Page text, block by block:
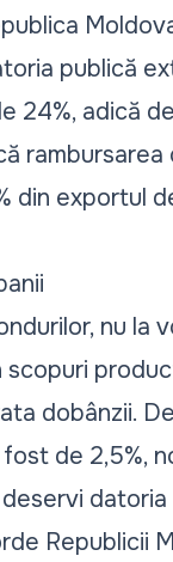
publică
24%, adică
din exportul
nu la
dobânzii.
de 2,5%,
datoria
Republicii